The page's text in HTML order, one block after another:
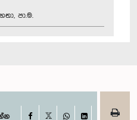
පා.ම.
Facebook